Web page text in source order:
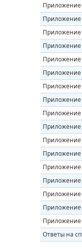
Приложение
Приложение
Приложение
Приложение
Приложение
Приложение
Приложение
Приложение
Приложение
Приложение
Приложение
Приложение
Приложение
Приложение
Приложение
Приложение
Приложение
Ответы на